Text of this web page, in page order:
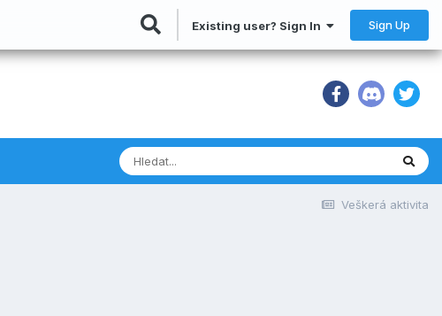
Existing user? Sign In Sign Up
Veškerá aktivita